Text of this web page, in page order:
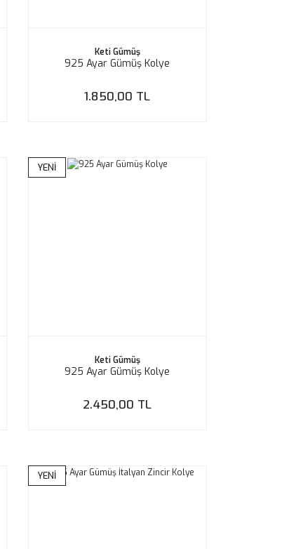
Keti Gümüş
925 Ayar Gümüş Kolye
1.850,00 TL
YENİ
Keti Gümüş
925 Ayar Gümüş Kolye
2.450,00 TL
YENİ